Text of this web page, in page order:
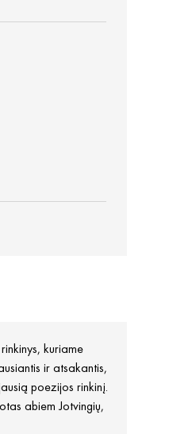
kuriame
ir atsakantis,
poezijos rinkinį.
abiem Jotvingių,